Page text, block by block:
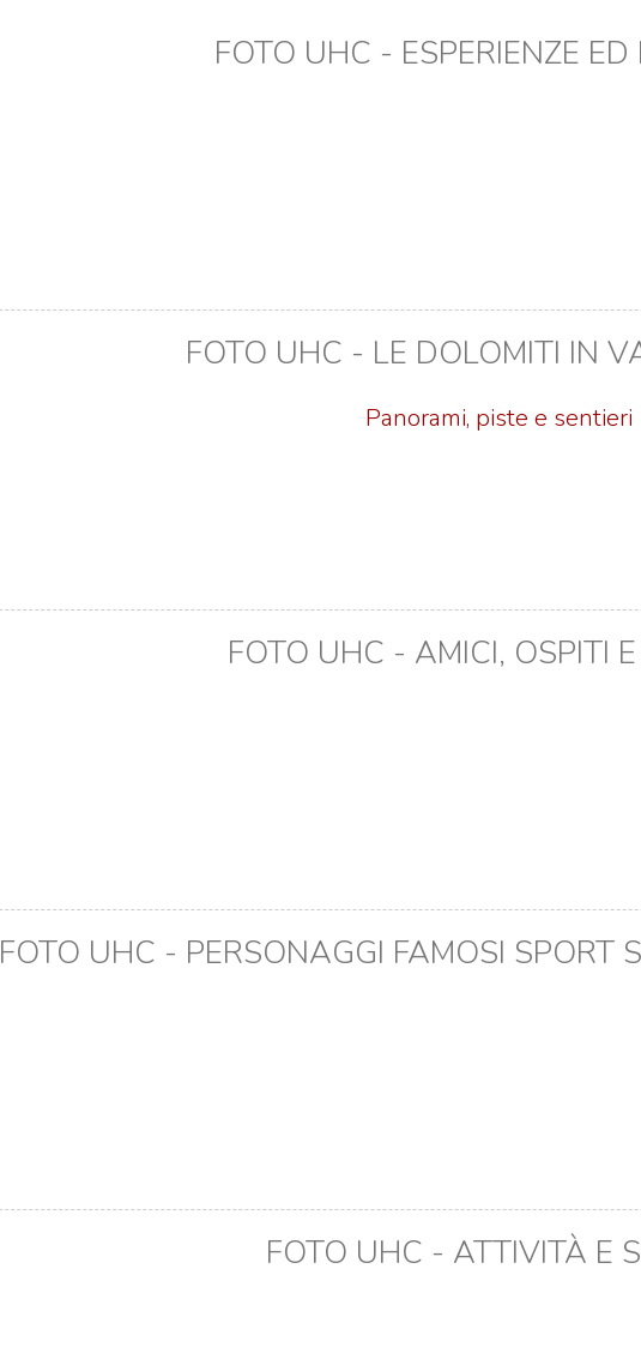
FOTO UHC - ESPERIENZE ED
FOTO UHC - LE DOLOMITI IN
Panorami, piste e sentieri
FOTO UHC - AMICI, OSPITI
FOTO UHC - PERSONAGGI FAMOSI SPORT
FOTO UHC - ATTIVITÀ E